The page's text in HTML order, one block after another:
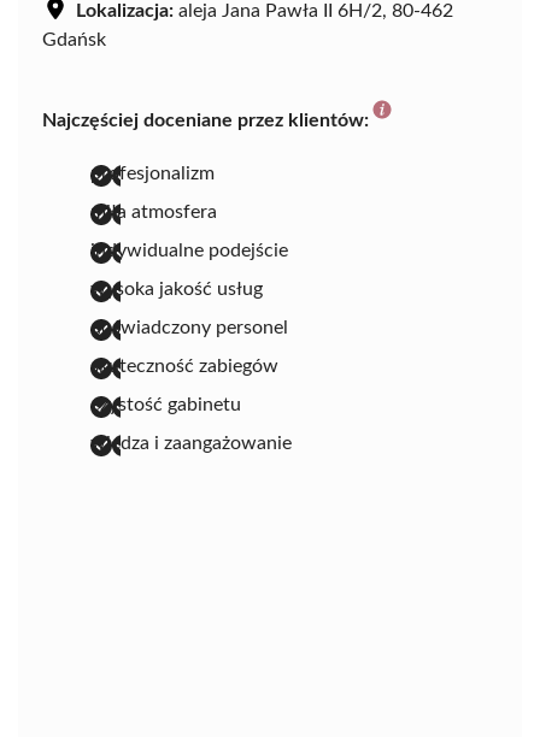
Lokalizacja: aleja Jana Pawła II 6H/2, 80-462
Gdańsk
Najczęściej doceniane przez klientów:
profesjonalizm
miła atmosfera
indywidualne podejście
wysoka jakość usług
doświadczony personel
skuteczność zabiegów
czystość gabinetu
wiedza i zaangażowanie